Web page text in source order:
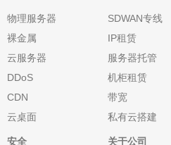
物理服务器
裸金属
云服务器
DDoS
CDN
云桌面
SDWAN专线
IP租赁
服务器托管
机柜租赁
带宽
私有云搭建
安全 关于公司